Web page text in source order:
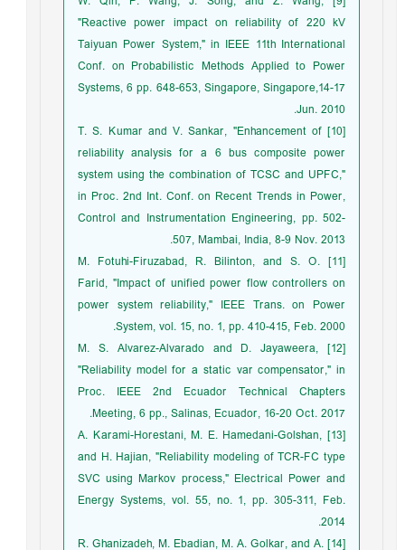
"Reactive power impact on reliability of 220 kV
Taiyuan Power System," in IEEE 11th International
Conf. on Probabilistic Methods Applied to Power
Systems, 6 pp. 648-653, Singapore, Singapore,14-17
Jun. 2010.
[10] T. S. Kumar and V. Sankar, "Enhancement of
reliability analysis for a 6 bus composite power
system using the combination of TCSC and UPFC,"
in Proc. 2nd Int. Conf. on Recent Trends in Power,
Control and Instrumentation Engineering, pp. 502-
507, Mambai, India, 8-9 Nov. 2013.
[11] M. Fotuhi-Firuzabad, R. Bilinton, and S. O.
Farid, "Impact of unified power flow controllers on
power system reliability," IEEE Trans. on Power
System, vol. 15, no. 1, pp. 410-415, Feb. 2000.
[12] M. S. Alvarez-Alvarado and D. Jayaweera,
"Reliability model for a static var compensator," in
Proc. IEEE 2nd Ecuador Technical Chapters
Meeting, 6 pp., Salinas, Ecuador, 16-20 Oct. 2017.
[13] A. Karami-Horestani, M. E. Hamedani-Golshan,
and H. Hajian, "Reliability modeling of TCR-FC type
SVC using Markov process," Electrical Power and
Energy Systems, vol. 55, no. 1, pp. 305-311, Feb.
2014.
[14] R. Ghanizadeh, M. Ebadian, M. A. Golkar, and A.